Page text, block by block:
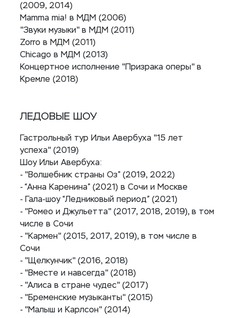
(2009, 2014)
Mamma mia! в МДМ (2006)
"Звуки музыки" в МДМ (2011)
Zorro в МДМ (2011)
Chicago в МДМ (2013)
Концертное исполнение "Призрака оперы" в
Кремле (2018)
ЛЕДОВЫЕ ШОУ
Гастрольный тур Ильи Авербуха "15 лет
успеха" (2019)
Шоу Ильи Авербуха:
- "Волшебник страны Оз” (2019, 2022)
- “Анна Каренина” (2021) в Сочи и Москве
- Гала-шоу “Ледниковый период” (2021)
- "Ромео и Джульетта" (2017, 2018, 2019), в том
числе в Сочи
- "Кармен" (2015, 2017, 2019), в том числе в
Сочи
- "Щелкунчик" (2016, 2018)
- "Вместе и навсегда" (2018)
- "Алиса в стране чудес" (2017)
- "Бременские музыканты" (2015)
- "Малыш и Карлсон" (2014)